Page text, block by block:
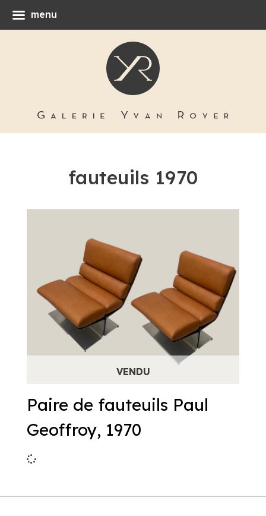
fauteuils 1970
Paire de fauteuils Paul
Geoffroy, 1970
menu